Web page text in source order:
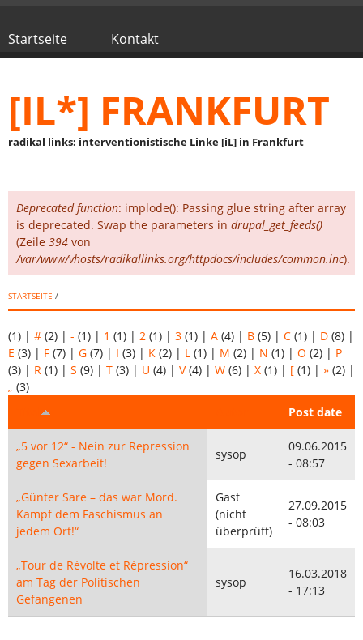
Hauptmenü
Startseite Kontakt
[IL*] FRANKFURT
radikal links: interventionistische Linke [iL] in Frankfurt
Fehlermeldung
Deprecated function: implode(): Passing glue string after array
is deprecated. Swap the parameters in drupal_get_feeds()
(Zeile 394 von
/var/www/vhosts/radikallinks.org/httpdocs/includes/common.inc).
STARTSEITE /
(1) | # (2) | - (1) | 1 (1) | 2 (1) | 3 (1) | A (4) | B (5) | C (1) | D (8) |
E (3) | F (7) | G (7) | I (3) | K (2) | L (1) | M (2) | N (1) | O (2) | P
(3) | R (1) | S (9) | T (3) | Ü (4) | V(4) | W (6) | X (1) | [ (1) | » (2) |
„ (3)
Post date
„5 vor 12“ - Nein zur Repression
gegen Sexarbeit!
sysop
09.06.2015
- 08:57
„Günter Sare – das war Mord.
Kampf dem Faschismus an
jedem Ort!“
Gast
(nicht
überprüft)
27.09.2015
- 08:03
„Tour de Révolte et Répression“
am Tag der Politischen
Gefangenen
sysop
16.03.2018
- 17:13